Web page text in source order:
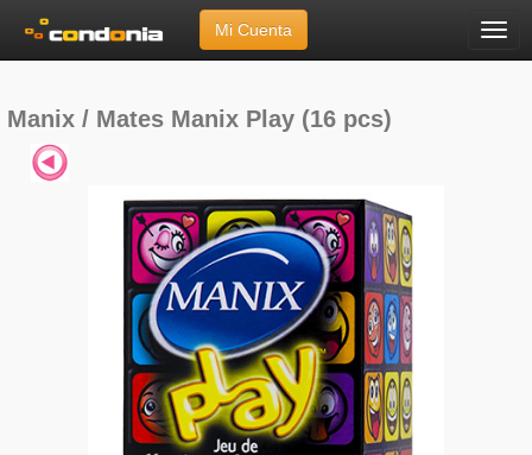
Menú
Mi Cuenta
Manix / Mates»Manix Play (16 pcs)
Manix / Mates Manix Play (16 pcs)